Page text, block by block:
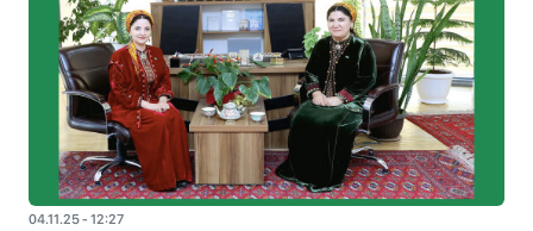
04.11.25 - 12:27